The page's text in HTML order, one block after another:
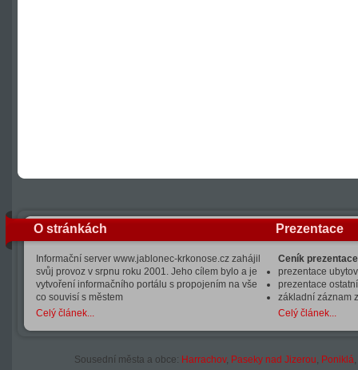
O stránkách
Informační server www.jablonec-krkonose.cz zahájil
svůj provoz v srpnu roku 2001. Jeho cílem bylo a je
vytvoření informačního portálu s propojením na vše
co souvisí s městem
Celý článek...
Prezentace
Ceník
prezentace
prezentace
základní záznam
Celý článek...
Sousední města a obce: Harrachov, Paseky nad Jizerou, Poniklá,